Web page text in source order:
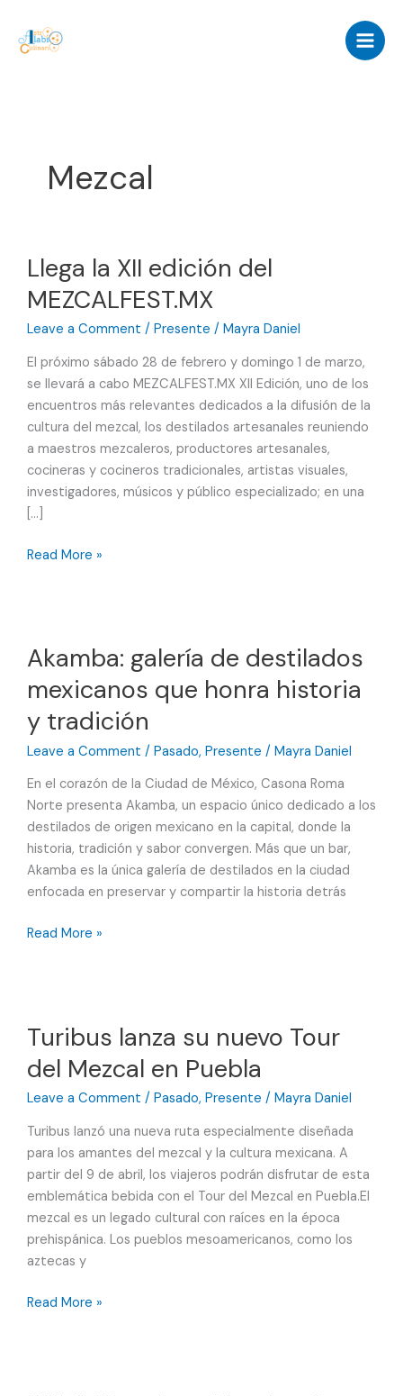
content
Mezcal
Llega la XII edición del
MEZCALFEST.MX
Leave a Comment / Presente / Mayra Daniel
El próximo sábado 28 de febrero y domingo 1 de marzo,
se llevará a cabo MEZCALFEST.MX XII Edición, uno de los
encuentros más relevantes dedicados a la difusión de la
cultura del mezcal, los destilados artesanales reuniendo
a maestros mezcaleros, productores artesanales,
cocineras y cocineros tradicionales, artistas visuales,
investigadores, músicos y público especializado; en una
[…]
Llega
MEZCALFEST.MX
Read More »
Akamba: galería de destilados
mexicanos que honra historia
y tradición
Leave a Comment / Pasado, Presente / Mayra Daniel
En el corazón de la Ciudad de México, Casona Roma
Norte presenta Akamba, un espacio único dedicado a los
destilados de origen mexicano en la capital, donde la
historia, tradición y sabor convergen. Más que un bar,
Akamba es la única galería de destilados en la ciudad
enfocada en preservar y compartir la historia detrás
Akamba:
que
honra
y
tradición
Read More »
Turibus lanza su nuevo Tour
del Mezcal en Puebla
Leave a Comment / Pasado, Presente / Mayra Daniel
Turibus lanzó una nueva ruta especialmente diseñada
para los amantes del mezcal y la cultura mexicana. A
partir del 9 de abril, los viajeros podrán disfrutar de esta
emblemática bebida con el Tour del Mezcal en Puebla.El
mezcal es un legado cultural con raíces en la época
prehispánica. Los pueblos mesoamericanos, como los
aztecas y
Turibus
Read More »